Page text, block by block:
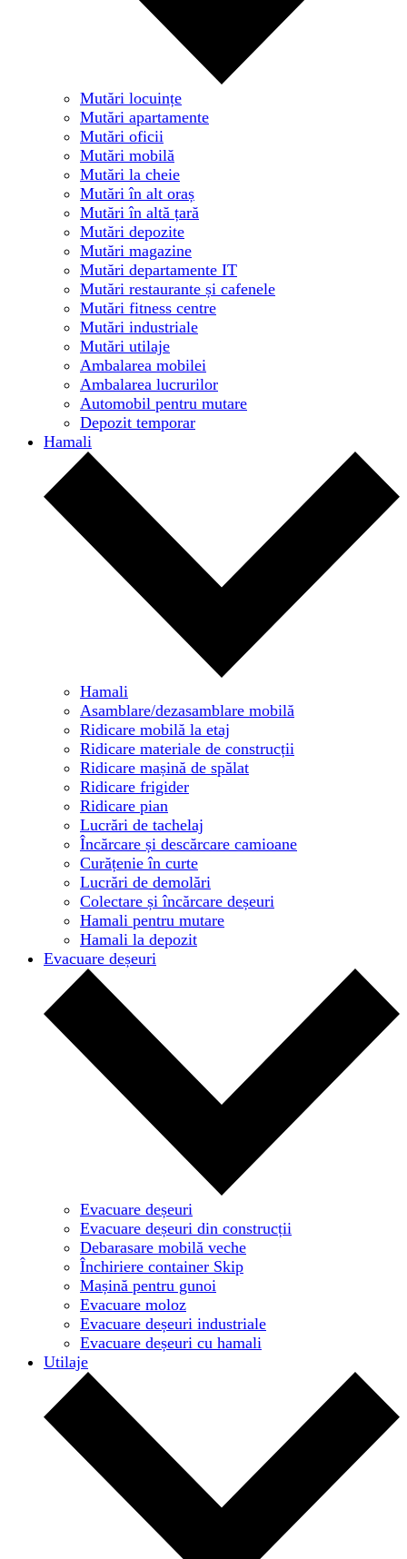
Mutări locuințe
Mutări apartamente
Mutări oficii
Mutări mobilă
Mutări la cheie
Mutări în alt oraș
Mutări în altă țară
Mutări depozite
Mutări magazine
Mutări departamente IT
Mutări restaurante și cafenele
Mutări fitness centre
Mutări industriale
Mutări utilaje
Ambalarea mobilei
Ambalarea lucrurilor
Automobil pentru mutare
Depozit temporar
Hamali
Hamali
Asamblare/dezasamblare mobilă
Ridicare mobilă la etaj
Ridicare materiale de construcții
Ridicare mașină de spălat
Ridicare frigider
Ridicare pian
Lucrări de tachelaj
Încărcare și descărcare camioane
Curățenie în curte
Lucrări de demolări
Colectare și încărcare deșeuri
Hamali pentru mutare
Hamali la depozit
Evacuare deșeuri
Evacuare deșeuri
Evacuare deșeuri din construcții
Debarasare mobilă veche
Închiriere container Skip
Mașină pentru gunoi
Evacuare moloz
Evacuare deșeuri industriale
Evacuare deșeuri cu hamali
Utilaje